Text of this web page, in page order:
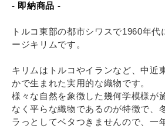
- 即納商品 -
トルコ東部の都市シワスで1960年代
ージキリムです。
キリムはトルコやイランなど、中近
かで生まれた実用的な織物です。
様々な自然を象徴した幾何学模様が
なく平らな織物であるのが特徴で、
ラっとしてベタつきませんので、一